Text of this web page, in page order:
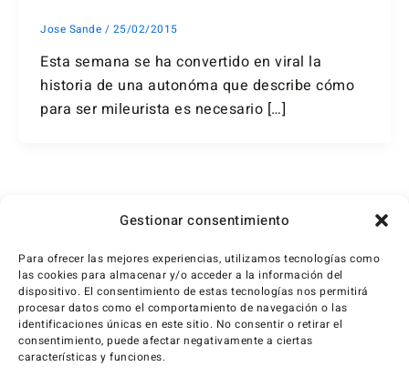
Gestionar consentimiento
Para ofrecer las mejores experiencias, utilizamos tecnologías como
las cookies para almacenar y/o acceder a la información del
dispositivo. El consentimiento de estas tecnologías nos permitirá
procesar datos como el comportamiento de navegación o las
identificaciones únicas en este sitio. No consentir o retirar el
consentimiento, puede afectar negativamente a ciertas
características y funciones.
Jose Sande / 25/02/2015
Esta semana se ha convertido en viral la
historia de una autonóma que describe cómo
para ser mileurista es necesario […]
2 … 4 Siguiente